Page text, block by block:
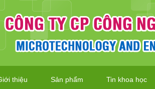
thiệu Sản phẩm Tin khoa học